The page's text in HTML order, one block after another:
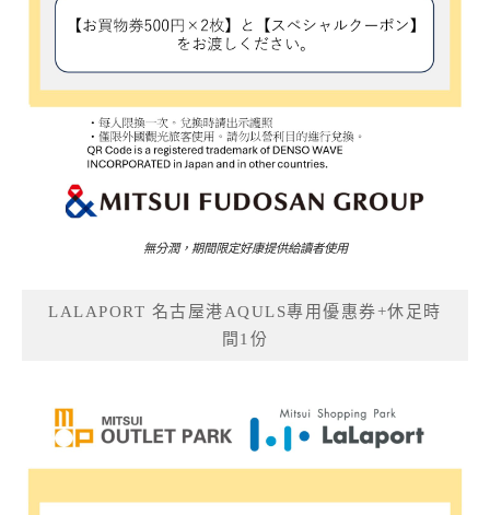
無分潤，期間限定好康提供給讀者使用
LALAPORT 名古屋港AQULS專用優惠券+休足時
間1份